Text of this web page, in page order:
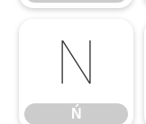
Ń
Ń